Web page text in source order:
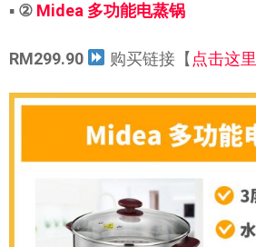
▪ ② Midea 多功能电蒸锅
RM299.90 购买链接【点击这里